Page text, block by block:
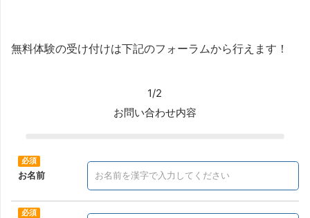
無料体験の受け付けは下記のフォーラムから行えます！
1/2
お問い合わせ内容
お名前